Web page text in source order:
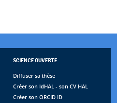
SCIENCE OUVERTE
Diffuser sa thèse
Créer son IdHAL - son CV HAL
Créer son ORCID ID